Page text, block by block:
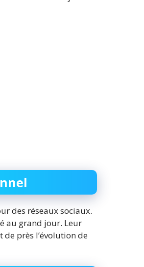
des réseaux sociaux.
au grand jour. Leur
près l’évolution de